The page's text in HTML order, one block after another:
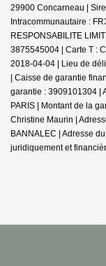
29900 Concarneau |
Intracommunautaire :
RESPONSABILITE
3875545004 | Carte T :
2018-04-04 | Lieu de
| Caisse de garantie
garantie : 3909101304 |
PARIS | Montant de la
Christine Maurin |
BANNALEC | Adresse
juridiquement et